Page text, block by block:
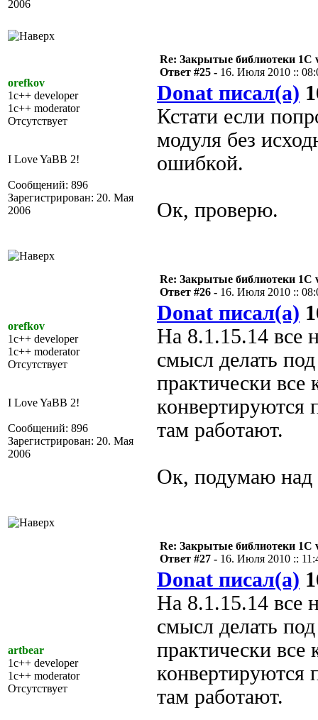
2006
orefkov
1c++ developer
1c++ moderator
Отсутствует
I Love YaBB 2!
Сообщений: 896
Зарегистрирован: 20. Мая
2006
Re: Закрытые библиотеки 1С
Ответ #25 - 16. Июля 2010 ::
Donat писал(а)
Кстати если
модуля без
ошибкой.
Ок, проверю.
orefkov
1c++ developer
1c++ moderator
Отсутствует
I Love YaBB 2!
Сообщений: 896
Зарегистрирован: 20. Мая
2006
Re: Закрытые библиотеки 1С
Ответ #26 - 16. Июля 2010 ::
Donat писал(а)
На 8.1.15.14 все
смысл делать
практически
конвертируются
там работают.
Ок, подумаю над
artbear
1c++ developer
1c++ moderator
Отсутствует
Re: Закрытые библиотеки 1С
Ответ #27 - 16. Июля 2010 ::
Donat писал(а)
На 8.1.15.14 все
смысл делать
практически
конвертируются
там работают.